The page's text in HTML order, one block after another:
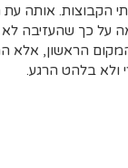
הקבוצות. אותה עת
כך שהעזיבה לא
הראשון, אלא
ולא בלהט הרגע.